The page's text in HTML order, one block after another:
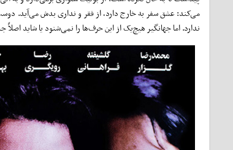
می‌کند: عشق سفر به خارج دارد، از فقر و نداری بدش می‌آید.
ندارد. اما جهانگیر هیچ‌یک از این حرف‌ها را نمی‌شنود یا شاید